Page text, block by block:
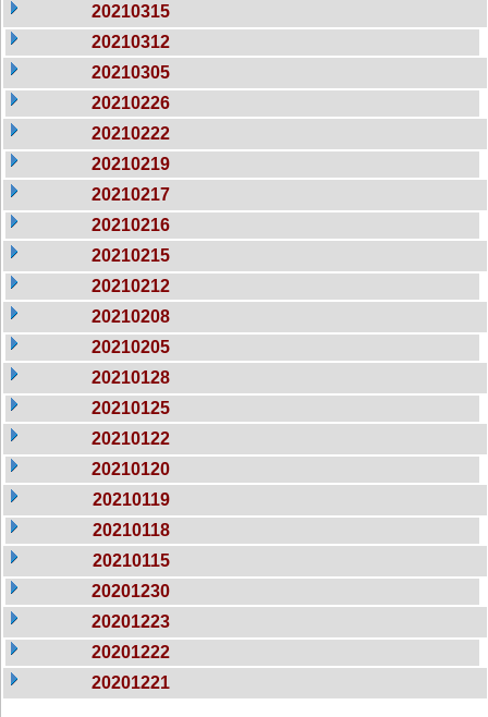
20210315
20210312
20210305
20210226
20210222
20210219
20210217
20210216
20210215
20210212
20210208
20210205
20210128
20210125
20210122
20210120
20210119
20210118
20210115
20201230
20201223
20201222
20201221